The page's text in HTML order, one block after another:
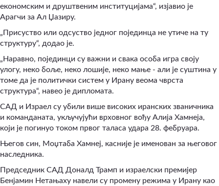
економским и друштвеним институцијама“, изјавио је
Арагчи за Ал Џазиру.
„Присуство или одсуство једног појединца не утиче на ту
структуру“, додао је.
„Наравно, појединци су важни и свака особа игра своју
улогу, неко боље, неко лошије, неко мање - али је суштина у
томе да је политички систем у Ирану веома чврста
структура“, навео је дипломата.
САД и Израел су убили више високих иранских званичника
и команданата, укључујући врховног вођу Алија Хамнеја,
који је погинуо током првог таласа удара 28. фебруара.
Његов син, Моџтаба Хамнеј, касније је именован за његовог
наследника.
Председник САД Доналд Трамп и израелски премијер
Бенјамин Нетањаху навели су промену режима у Ирану као